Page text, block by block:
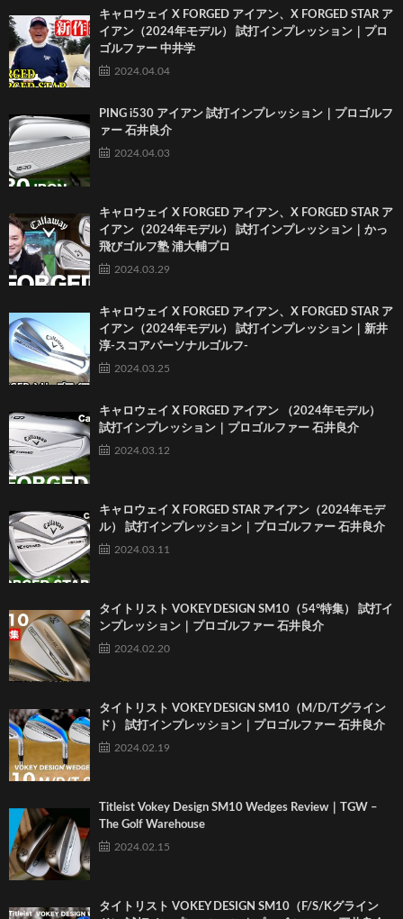
キャロウェイ X FORGED アイアン、X FORGED STAR ア
イアン（2024年モデル） 試打インプレッション｜プロ
ゴルファー 中井学
2024.04.04
PING i530 アイアン 試打インプレッション｜プロゴルフ
ァー 石井良介
2024.04.03
キャロウェイ X FORGED アイアン、X FORGED STAR ア
イアン（2024年モデル） 試打インプレッション｜かっ
飛びゴルフ塾 浦大輔プロ
2024.03.29
キャロウェイ X FORGED アイアン、X FORGED STAR ア
イアン（2024年モデル） 試打インプレッション｜新井
淳-スコアパーソナルゴルフ-
2024.03.25
キャロウェイ X FORGED アイアン （2024年モデル）
試打インプレッション｜プロゴルファー 石井良介
2024.03.12
キャロウェイ X FORGED STAR アイアン（2024年モデ
ル） 試打インプレッション｜プロゴルファー 石井良介
2024.03.11
タイトリスト VOKEY DESIGN SM10（54°特集） 試打イ
ンプレッション｜プロゴルファー 石井良介
2024.02.20
タイトリスト VOKEY DESIGN SM10（M/D/Tグライン
ド） 試打インプレッション｜プロゴルファー 石井良介
2024.02.19
Titleist Vokey Design SM10 Wedges Review｜TGW –
The Golf Warehouse
2024.02.15
タイトリスト VOKEY DESIGN SM10（F/S/Kグライン